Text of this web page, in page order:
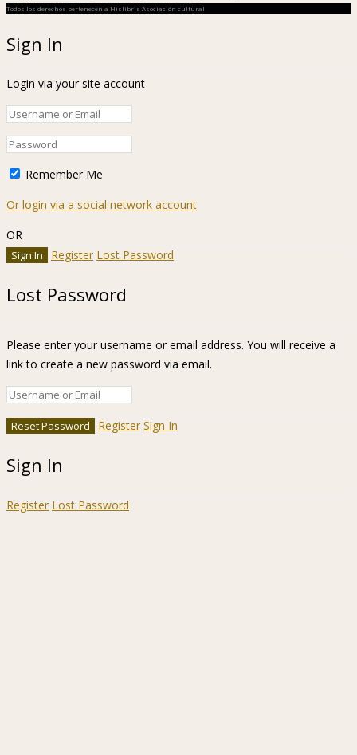
Todos los derechos pertenecen a Hislibris Asociación cultural
Sign In
Login via your site account
Remember Me
Or login via a social network account
OR
Register Lost Password
Lost Password
Please enter your username or email address. You will receive a
link to create a new password via email.
Register Sign In
Sign In
Register Lost Password